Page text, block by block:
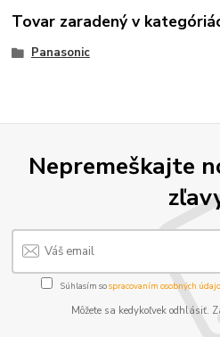
Tovar zaradený v
Panasonic
Nepremeškajte
Súhlasím sospracovaním osobných
Môžete sa kedykoľvek odhlásiť.